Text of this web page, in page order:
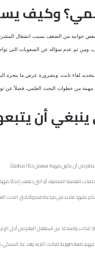
وكيف
بعض جوانبه من الضعف بسبب انشغال
ومن ثم عدم سؤاله عن الصعوبات التي
لقاء ثابت، وبضرورة عرض ما
مهمة من خطوات البحث العلمي، فضلاً عن
أن
أعظم من أن يكون مهنة؛ فيعمل جادًّا مطمئنًا.
العلمية المتميزة، أو التي حققت إنجازًا
عليها، فلابد من مراعاة قيم وأخلاق البحث
وامتناعًا عن استغلال العلم من أجل
صفة ضرورية للباحث النزيه، وقد عَدَّ